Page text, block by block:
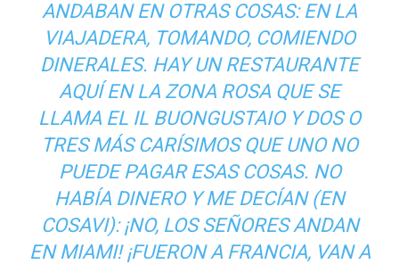
ANDABAN EN OTRAS COSAS: EN LA
VIAJADERA, TOMANDO, COMIENDO
DINERALES. HAY UN RESTAURANTE
AQUÍ EN LA ZONA ROSA QUE SE
LLAMA EL IL BUONGUSTAIO Y DOS O
TRES MÁS CARÍSIMOS QUE UNO NO
PUEDE PAGAR ESAS COSAS. NO
HABÍA DINERO Y ME DECÍAN (EN
COSAVI): ¡NO, LOS SEÑORES ANDAN
EN MIAMI! ¡FUERON A FRANCIA, VAN A